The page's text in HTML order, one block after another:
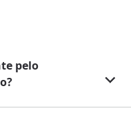
pelo